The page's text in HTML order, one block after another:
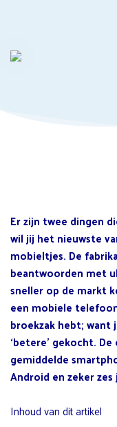
Er zijn twee dingen
wil jij het nieuwste
mobieltjes. De
beantwoorden met
sneller op de markt
een mobiele
broekzak hebt; want
‘betere’ gekocht.
gemiddelde
Android en zeker
Inhoud van dit artikel